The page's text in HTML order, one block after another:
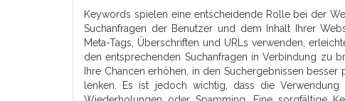
Keywords spielen eine entscheidende Rolle bei der
Suchanfragen der Benutzer und dem Inhalt Ihrer
Meta-Tags, Überschriften und URLs verwenden,
den entsprechenden Suchanfragen in Verbindung zu
Ihre Chancen erhöhen, in den Suchergebnissen
lenken. Es ist jedoch wichtig, dass die